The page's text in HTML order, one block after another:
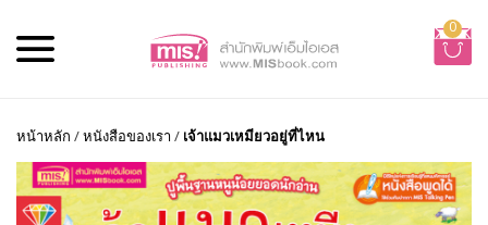
0
หน้าหลัก /หนังสือของเรา / เจ้าแมวเหมียวอยู่ที่ไหน